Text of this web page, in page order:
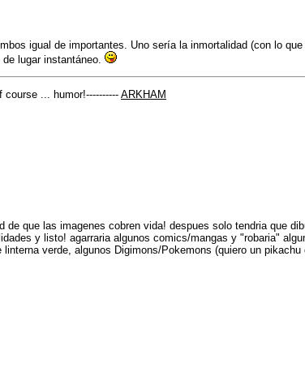
igual de importantes. Uno sería la inmortalidad (con lo
lugar instantáneo.
... humor!---------- ARKHAM
que las imagenes cobren vida! despues solo tendria que
y listo! agarraria algunos comics/mangas y "robaria"
verde, algunos Digimons/Pokemons (quiero un pikachu